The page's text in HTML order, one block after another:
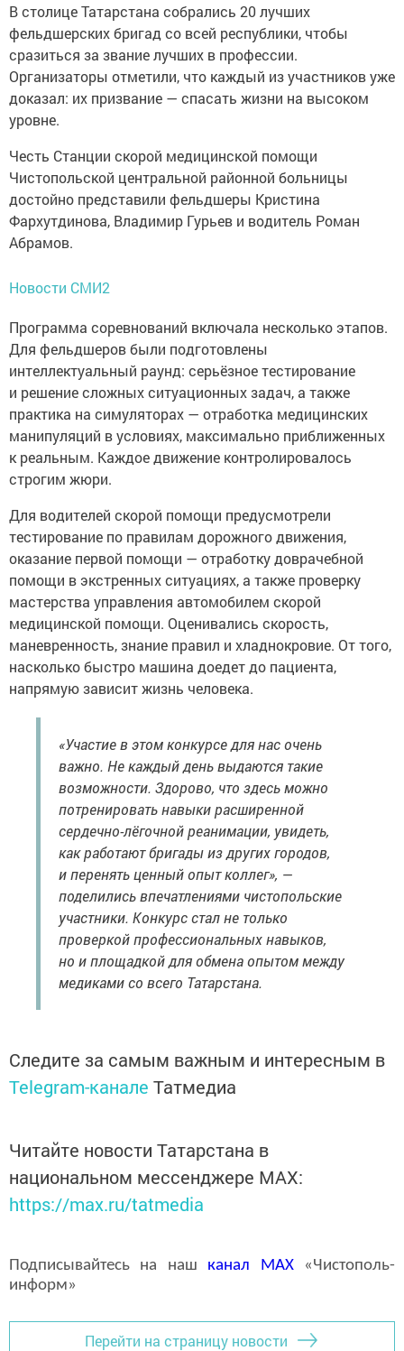
В столице Татарстана собрались 20 лучших
фельдшерских бригад со всей республики, чтобы
сразиться за звание лучших в профессии.
Организаторы отметили, что каждый из участников уже
доказал: их призвание — спасать жизни на высоком
уровне.
Честь Станции скорой медицинской помощи
Чистопольской центральной районной больницы
достойно представили фельдшеры Кристина
Фархутдинова, Владимир Гурьев и водитель Роман
Абрамов.
Новости СМИ2
Программа соревнований включала несколько этапов.
Для фельдшеров были подготовлены
интеллектуальный раунд: серьёзное тестирование
и решение сложных ситуационных задач, а также
практика на симуляторах — отработка медицинских
манипуляций в условиях, максимально приближенных
к реальным. Каждое движение контролировалось
строгим жюри.
Для водителей скорой помощи предусмотрели
тестирование по правилам дорожного движения,
оказание первой помощи — отработку доврачебной
помощи в экстренных ситуациях, а также проверку
мастерства управления автомобилем скорой
медицинской помощи. Оценивались скорость,
маневренность, знание правил и хладнокровие. От того,
насколько быстро машина доедет до пациента,
напрямую зависит жизнь человека.
«Участие в этом конкурсе для нас очень
важно. Не каждый день выдаются такие
возможности. Здорово, что здесь можно
потренировать навыки расширенной
сердечно-лёгочной реанимации, увидеть,
как работают бригады из других городов,
и перенять ценный опыт коллег», —
поделились впечатлениями чистопольские
участники. Конкурс стал не только
проверкой профессиональных навыков,
но и площадкой для обмена опытом между
медиками со всего Татарстана.
Следите за самым важным и интересным в
Telegram-канале Татмедиа
Читайте новости Татарстана в
национальном мессенджере MАХ:
https://max.ru/tatmedia
Подписывайтесь на наш канал MAX«Чистополь-
информ»
Перейти на страницу новости